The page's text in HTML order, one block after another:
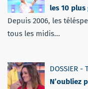
les 10 plus
Depuis 2006, les
tous les midis...
DOSSIER -
N’oubliez